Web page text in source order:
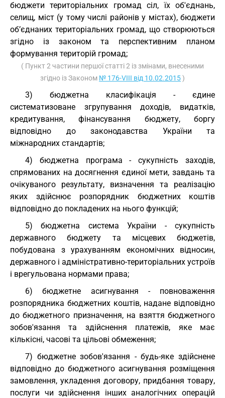
бюджети територіальних громад сіл, їх об'єднань,
селищ, міст (у тому числі районів у містах), бюджети
об’єднаних територіальних громад, що створюються
згідно із законом та перспективним планом
формування територій громад;
( Пункт 2 частини першої статті 2 із змінами, внесеними
згідно із Законом № 176-VIII від 10.02.2015)
3) бюджетна класифікація - єдине
систематизоване згрупування доходів, видатків,
кредитування, фінансування бюджету, боргу
відповідно до законодавства України та
міжнародних стандартів;
4) бюджетна програма - сукупність заходів,
спрямованих на досягнення єдиної мети, завдань та
очікуваного результату, визначення та реалізацію
яких здійснює розпорядник бюджетних коштів
відповідно до покладених на нього функцій;
5) бюджетна система України - сукупність
державного бюджету та місцевих бюджетів,
побудована з урахуванням економічних відносин,
державного і адміністративно-територіальних устроїв
і врегульована нормами права;
6) бюджетне асигнування - повноваження
розпорядника бюджетних коштів, надане відповідно
до бюджетного призначення, на взяття бюджетного
зобов'язання та здійснення платежів, яке має
кількісні, часові та цільові обмеження;
7) бюджетне зобов'язання - будь-яке здійснене
відповідно до бюджетного асигнування розміщення
замовлення, укладення договору, придбання товару,
послуги чи здійснення інших аналогічних операцій